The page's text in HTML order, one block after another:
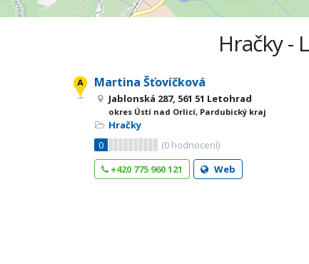
Hračky -
Martina Šťovíčková
Jablonská 287, 561 51 Letohrad
okres Ústí nad Orlicí, Pardubický kraj
Hračky
0
(0 hodnocení)
+420 775 960 121
Web